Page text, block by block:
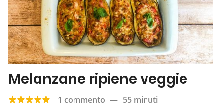
Melanzane ripiene veggie
1 commento — 55 minuti